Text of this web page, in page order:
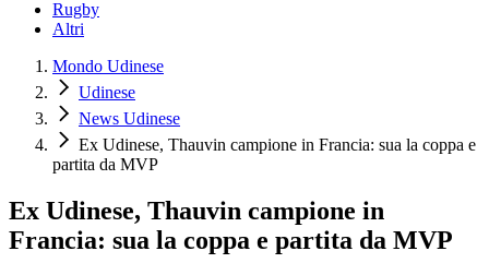
Rugby
Altri
Mondo Udinese
Udinese
News Udinese
Ex Udinese, Thauvin campione in Francia: sua la coppa e
partita da MVP
Ex Udinese, Thauvin campione in
Francia: sua la coppa e partita da MVP